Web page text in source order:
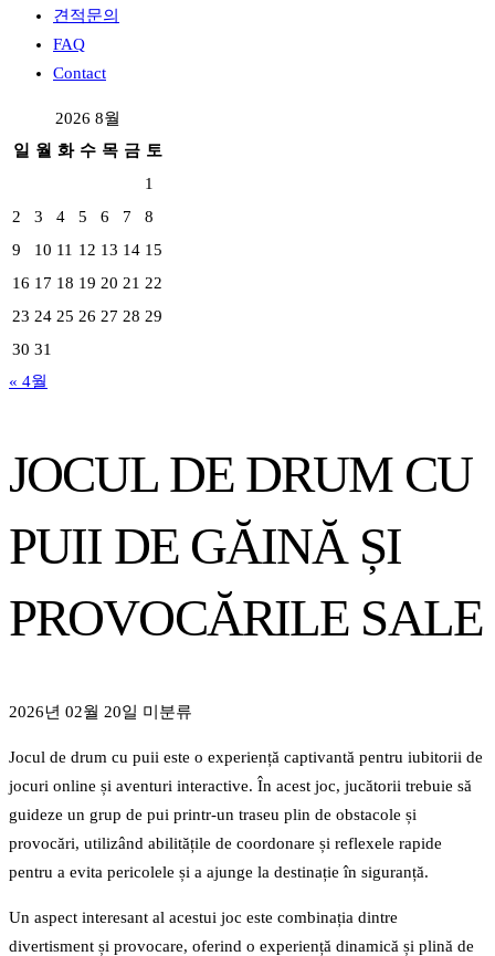
견적문의
FAQ
Contact
2026 8월
일 월 화 수 목 금 토
1
2
3 4 5 6 7
8
9
10 11 12 13 14 15
16 17 18 19 20 21 22
23 24 25 26 27 28 29
30 31
« 4월
JOCUL DE DRUM CU
PUII DE GĂINĂ ȘI
PROVOCĂRILE SALE
2026년 02월 20일 미분류
Jocul de drum cu puii este o experiență captivantă pentru iubitorii de
jocuri online și aventuri interactive. În acest joc, jucătorii trebuie să
guideze un grup de pui printr-un traseu plin de obstacole și
provocări, utilizând abilitățile de coordonare și reflexele rapide
pentru a evita pericolele și a ajunge la destinație în siguranță.
Un aspect interesant al acestui joc este combinația dintre
divertisment și provocare, oferind o experiență dinamică și plină de